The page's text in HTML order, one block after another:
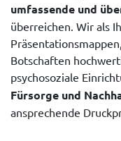
umfassende und
überreichen. Wir als
Botschaften
psychosoziale
Fürsorge und
ansprechende